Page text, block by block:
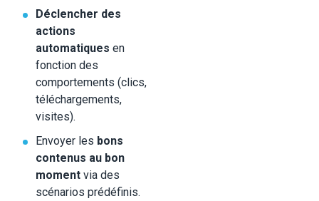
Déclencher des
actions
automatiques en
fonction des
comportements (clics,
téléchargements,
visites).
Envoyer les bons
contenus au bon
moment via des
scénarios prédéfinis.